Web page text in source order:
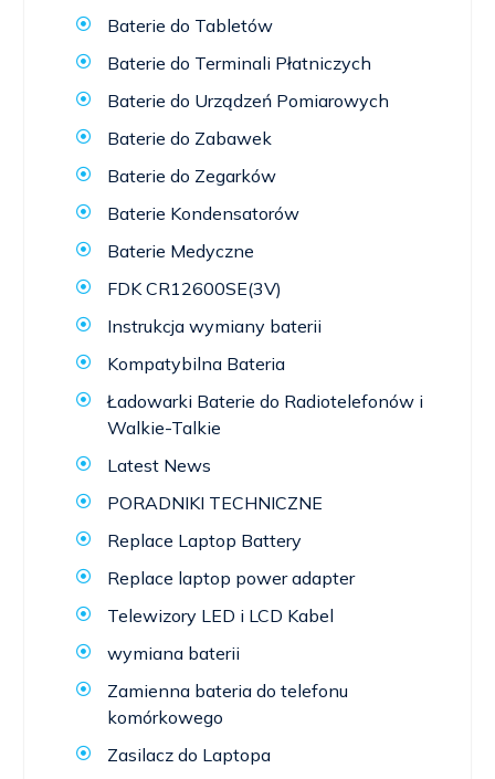
Baterie do Tabletów
Baterie do Terminali Płatniczych
Baterie do Urządzeń Pomiarowych
Baterie do Zabawek
Baterie do Zegarków
Baterie Kondensatorów
Baterie Medyczne
FDK CR12600SE(3V)
Instrukcja wymiany baterii
Kompatybilna Bateria
Ładowarki Baterie do Radiotelefonów i
Walkie-Talkie
Latest News
PORADNIKI TECHNICZNE
Replace Laptop Battery
Replace laptop power adapter
Telewizory LED i LCD Kabel
wymiana baterii
Zamienna bateria do telefonu
komórkowego
Zasilacz do Laptopa